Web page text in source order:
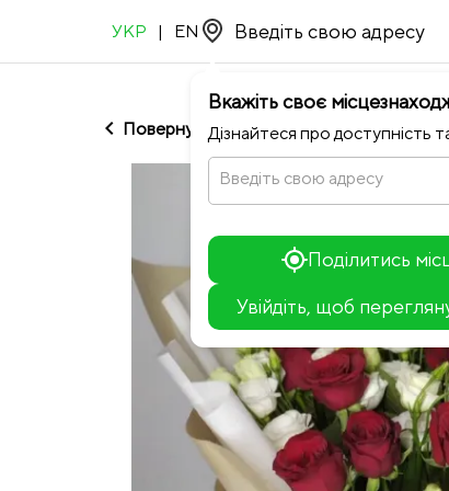
УКР | EN
Вкажіть своє
Дізнайтеся про доступність
Введіть свою адресу
Поділитись
Увійдіть, щоб
+
−
chevron_left Повернутися до ТРАВА